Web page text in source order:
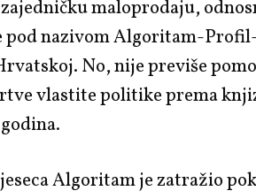
maloprodaju,
pod nazivom Algoritam-
No, nije previše
vlastite politike prema
Algoritam je zatražio